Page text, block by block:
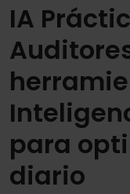
IA
para
diario